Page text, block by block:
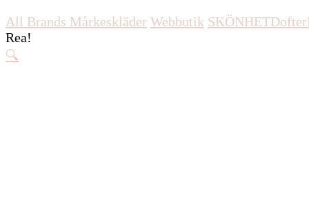
All Brands Mårkeskläder Webbutik SKÖNHETDofter
Rea!
🔍